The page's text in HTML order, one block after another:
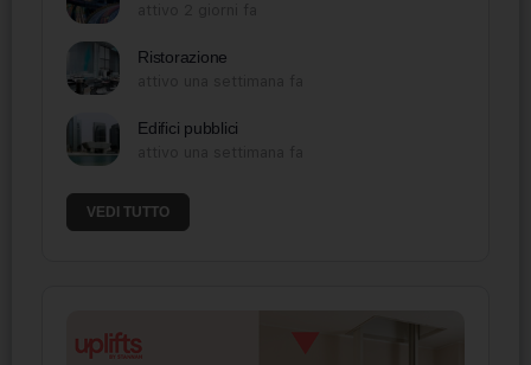
Ristorazione
Edifici pubblici
VEDI TUTTO